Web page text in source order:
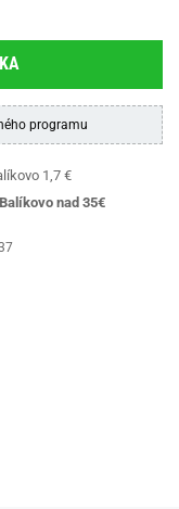
programu
1,7 €
nad 35€